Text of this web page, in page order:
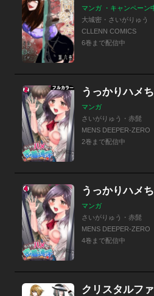
マンガ ・キャンペーン
大城密・さいがりゅう
CLLENN COMICS
6巻まで配信中
マンガ
さいがりゅう・赤髭
MENS DEEPER-ZERO
2巻まで配信中
マンガ
さいがりゅう・赤髭
MENS DEEPER-ZERO
4巻まで配信中
クリスタルフ